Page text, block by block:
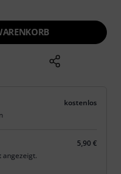
kostenlos
5,90 €
angezeigt.